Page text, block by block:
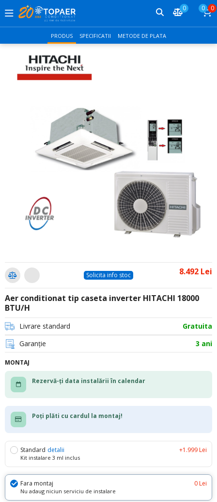
0 0 0
PRODUS SPECIFICATII METODE DE PLATA
Solicita info stoc 8.492 Lei
Aer conditionat tip caseta inverter HITACHI 18000
BTU/H
Livrare standard
Gratuita
Garanție
3 ani
MONTAJ
Rezervă-ți data instalării în calendar
Poți plăti cu cardul la montaj!
Standard detalii +1.999 Lei
Kit instalare 3 ml inclus
Fara montaj 0 Lei
Nu adaug niciun serviciu de instalare